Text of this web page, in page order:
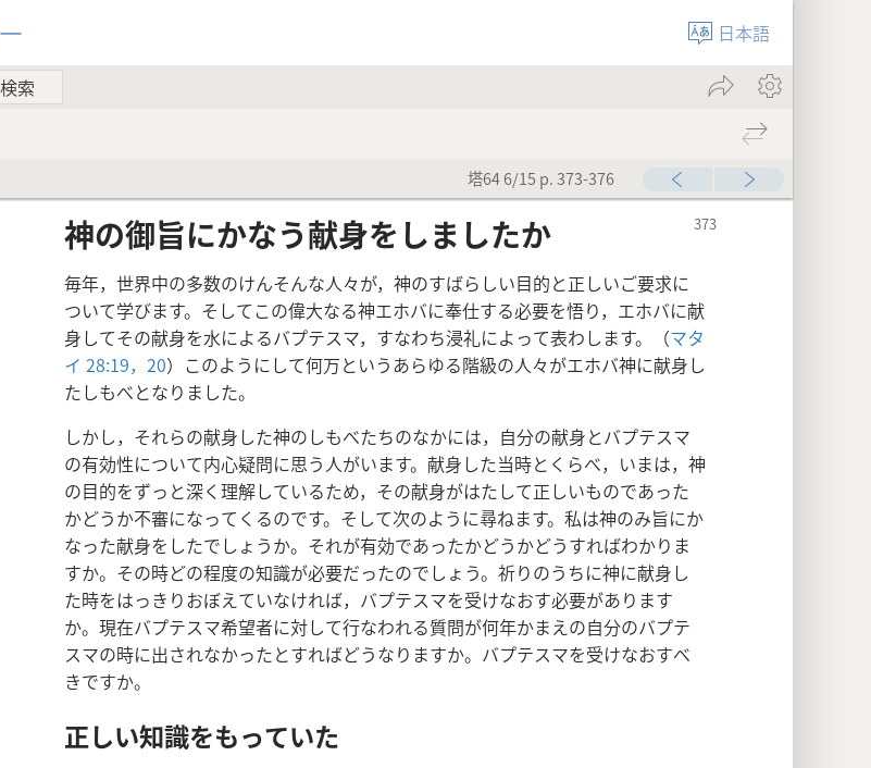
日本語
塔64 6/15 p. 373-376
神の御旨にかなう献身をしましたか
毎年，世界中の多数のけんそんな人々が，神のすばらしい目的と正しいご要求に
ついて学びます。そしてこの偉大なる神エホバに奉仕する必要を悟り，エホバに献
身してその献身を水によるバプテスマ，すなわち浸礼によって表わします。（マタ
イ 28:19，20）このようにして何万というあらゆる階級の人々がエホバ神に献身し
たしもべとなりました。
しかし，それらの献身した神のしもべたちのなかには，自分の献身とバプテスマ
の有効性について内心疑問に思う人がいます。献身した当時とくらべ，いまは，神
の目的をずっと深く理解しているため，その献身がはたして正しいものであった
かどうか不審になってくるのです。そして次のように尋ねます。私は神のみ旨にか
なった献身をしたでしょうか。それが有効であったかどうかどうすればわかりま
すか。その時どの程度の知識が必要だったのでしょう。祈りのうちに神に献身し
た時をはっきりおぼえていなければ，バプテスマを受けなおす必要があります
か。現在バプテスマ希望者に対して行なわれる質問が何年かまえの自分のバプテ
スマの時に出されなかったとすればどうなりますか。バプテスマを受けなおすべ
きですか。
正しい知識をもっていた